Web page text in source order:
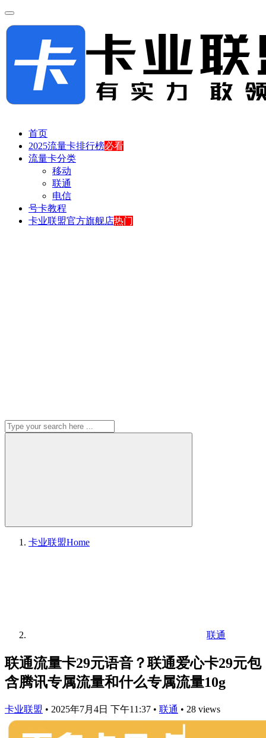
首页
2025流量卡排行榜必看
流量卡分类
移动
联通
电信
号卡教程
卡业联盟官方旗舰店热门
卡业联盟Home
联通
联通流量卡29元语音？联通爱心卡29元包
含腾讯专属流量和什么专属流量10g
卡业联盟 • 2025年7月4日 下午11:37 • 联通 • 28 views